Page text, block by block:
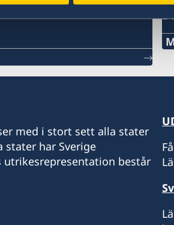
med i stort sett alla stater
stater har Sverige
utrikesrepresentation består